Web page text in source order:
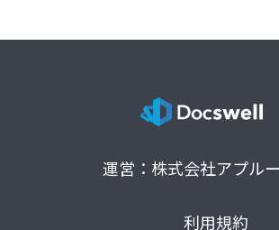
運営：株式会社アプル
利用規約